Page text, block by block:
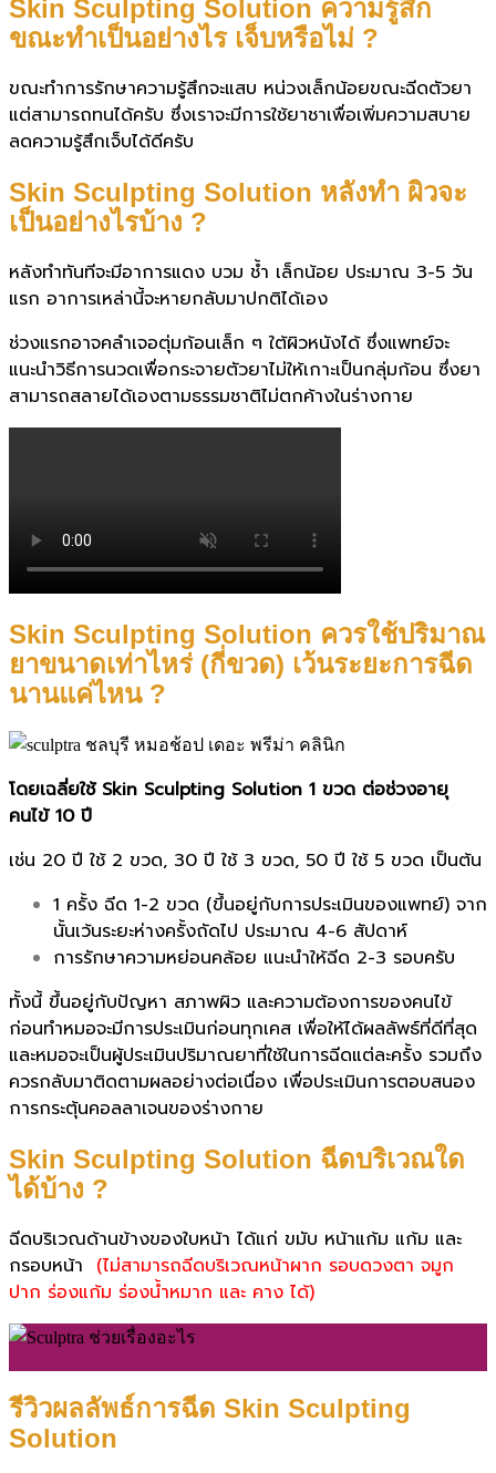
Skin Sculpting Solution ความรู้สึก
ขณะทำเป็นอย่างไร เจ็บหรือไม่ ?
ขณะทำการรักษาความรู้สึกจะแสบ หน่วงเล็กน้อยขณะฉีดตัวยา
แต่สามารถทนได้ครับ ซึ่งเราจะมีการใช้ยาชาเพื่อเพิ่มความสบาย
ลดความรู้สึกเจ็บได้ดีครับ
Skin Sculpting Solution หลังทำ ผิวจะ
เป็นอย่างไรบ้าง ?
หลังทำทันทีจะมีอาการแดง บวม ช้ำ เล็กน้อย ประมาณ 3-5 วัน
แรก อาการเหล่านี้จะหายกลับมาปกติได้เอง
ช่วงแรกอาจคลำเจอตุ่มก้อนเล็ก ๆ ใต้ผิวหนังได้ ซึ่งแพทย์จะ
แนะนำวิธีการนวดเพื่อกระจายตัวยาไม่ให้เกาะเป็นกลุ่มก้อน ซึ่งยา
สามารถสลายได้เองตามธรรมชาติไม่ตกค้างในร่างกาย
Skin Sculpting Solution ควรใช้ปริมาณ
ยาขนาดเท่าไหร่ (กี่ขวด) เว้นระยะการฉีด
นานแค่ไหน ?
โดยเฉลี่ยใช้ Skin Sculpting Solution 1 ขวด ต่อช่วงอายุ
คนไข้ 10 ปี
เช่น 20 ปี ใช้ 2 ขวด, 30 ปี ใช้ 3 ขวด, 50 ปี ใช้ 5 ขวด เป็นต้น
1 ครั้ง ฉีด 1-2 ขวด (ขึ้นอยู่กับการประเมินของแพทย์) จาก
นั้นเว้นระยะห่างครั้งถัดไป ประมาณ 4-6 สัปดาห์
การรักษาความหย่อนคล้อย แนะนำให้ฉีด 2-3 รอบครับ
ทั้งนี้ ขึ้นอยู่กับปัญหา สภาพผิว และความต้องการของคนไข้
ก่อนทำหมอจะมีการประเมินก่อนทุกเคส เพื่อให้ได้ผลลัพธ์ที่ดีที่สุด
และหมอจะเป็นผู้ประเมินปริมาณยาที่ใช้ในการฉีดแต่ละครั้ง รวมถึง
ควรกลับมาติดตามผลอย่างต่อเนื่อง เพื่อประเมินการตอบสนอง
การกระตุ้นคอลลาเจนของร่างกาย
Skin Sculpting Solution ฉีดบริเวณใด
ได้บ้าง ?
ฉีดบริเวณด้านข้างของใบหน้า ได้แก่ ขมับ หน้าแก้ม แก้ม และ
กรอบหน้า (ไม่สามารถฉีดบริเวณหน้าผาก รอบดวงตา จมูก
ปาก ร่องแก้ม ร่องน้ำหมาก และ คาง ได้)
รีวิวผลลัพธ์การฉีด Skin Sculpting
Solution